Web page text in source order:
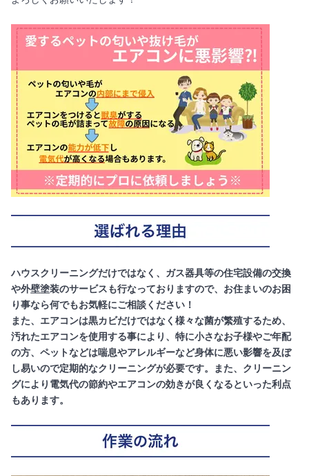
ハウスクリーニングだけではなく、ガス器具等の住宅設備の交換
や外壁塗装のサービスも行なっておりますので、お住まいのお困
り事なら何でもお気軽にご相談ください！
また、エアコンは黒カビだけではなく様々な菌が繁殖するため、
汚れたエアコンを使用する事により、特に小さなお子様やご年配
の方、ペットなどは喘息やアレルギーなど身体に悪い影響を及ぼ
し易いので定期的なクリーニングが必要です。また、クリーニン
グにより電気代の節約やエアコンの効きが良くなるといった利点
もあります。